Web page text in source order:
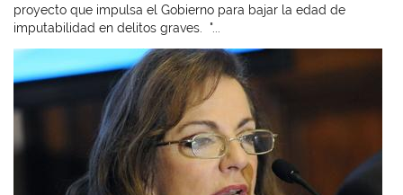
proyecto que impulsa el Gobierno para bajar la edad de
imputabilidad en delitos graves. "...
Imagen